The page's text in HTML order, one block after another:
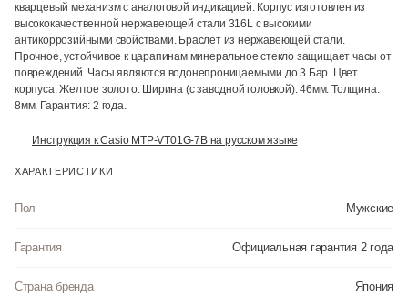
кварцевый механизм с аналоговой индикацией. Корпус изготовлен из
высококачественной нержавеющей стали 316L с высокими
антикоррозийными свойствами. Браслет из нержавеющей стали.
Прочное, устойчивое к царапинам минеральное стекло защищает часы от
повреждений. Часы являются водонепроницаемыми до 3 Бар. Цвет
корпуса: Желтое золото. Ширина (с заводной головкой): 46мм. Толщина:
8мм. Гарантия: 2 года.
Инструкция к Casio MTP-VT01G-7B на русском языке
ХАРАКТЕРИСТИКИ
Пол Мужские
Гарантия Официальная гарантия 2 года
Страна бренда Япония